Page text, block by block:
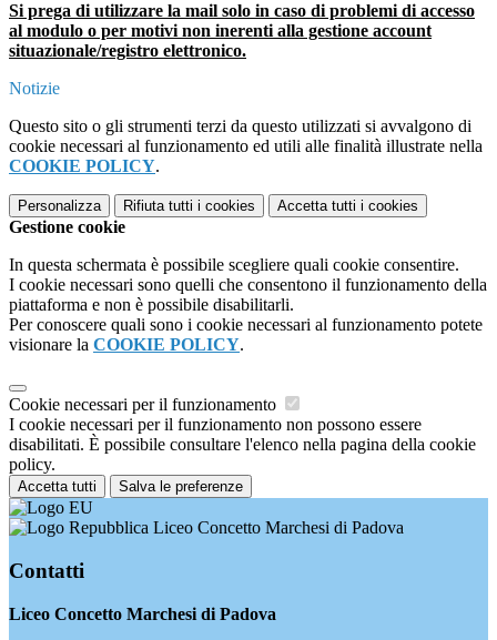
Si prega di utilizzare la mail solo in caso di problemi di accesso
al modulo o per motivi non inerenti alla gestione account
situazionale/registro elettronico.
Notizie
Questo sito o gli strumenti terzi da questo utilizzati si avvalgono di
cookie necessari al funzionamento ed utili alle finalità illustrate nella
COOKIE POLICY.
Personalizza Rifiuta tutti i cookies Accetta tutti i cookies
Gestione cookie
In questa schermata è possibile scegliere quali cookie consentire.
I cookie necessari sono quelli che consentono il funzionamento della
piattaforma e non è possibile disabilitarli.
Per conoscere quali sono i cookie necessari al funzionamento potete
visionare la COOKIE POLICY.
Cookie necessari per il funzionamento
I cookie necessari per il funzionamento non possono essere
disabilitati. È possibile consultare l'elenco nella pagina della cookie
policy.
Accetta tutti Salva le preferenze
Liceo Concetto Marchesi di Padova
Contatti
Liceo Concetto Marchesi di Padova